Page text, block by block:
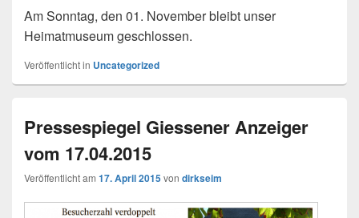
Am Sonntag, den 01. November bleibt unser
Heimatmuseum geschlossen.
Veröffentlicht in Uncategorized
Pressespiegel Giessener Anzeiger
vom 17.04.2015
Veröffentlicht am 17. April 2015von dirkseim